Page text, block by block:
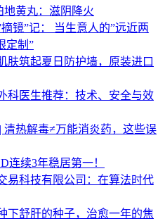
地黄丸：滋阴降火
镜”记： 当生意人的”远近两
定制”
肤筑起夏日防护墙，原装进口
科医生推荐：技术、安全与效
清热解毒≠万能消炎药，这些误
连续3年稳居第一！
易科技有限公司：在算法时代
下舒肝的种子，治愈一年的焦